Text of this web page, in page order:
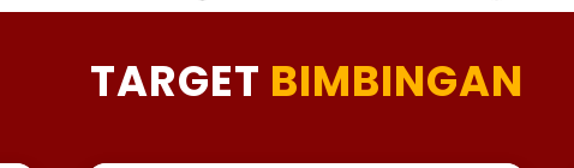
TARGET BIMBINGAN